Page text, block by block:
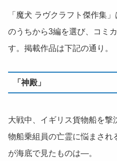
「魔犬 ラヴクラフト傑作集
のうちから3編を選び、コミ
す。掲載作品は下記の通り。
「神殿」
大戦中、イギリス貨物船を
物船乗組員の亡霊に悩まされ
が海底で見たものは―。